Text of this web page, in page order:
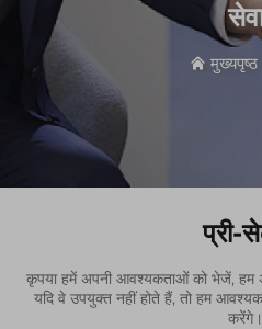
मुख्यपृष्ठ
प्री-
कृपया हमें अपनी आवश्यकताओं को भेजें, हम
यदि वे उपयुक्त नहीं होते हैं, तो हम
करेंगे।